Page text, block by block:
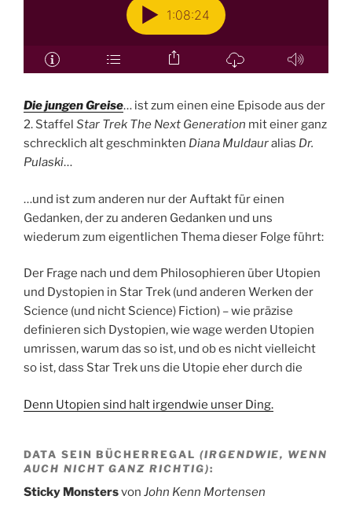
Die jungen Greise… ist zum einen eine Episode aus der
2. Staffel Star Trek The Next Generation mit einer ganz
schrecklich alt geschminkten Diana Muldauralias Dr.
Pulaski…
…und ist zum anderen nur der Auftakt für einen
Gedanken, der zu anderen Gedanken und uns
wiederum zum eigentlichen Thema dieser Folge führt:
Der Frage nach und dem Philosophieren über Utopien
und Dystopien in Star Trek (und anderen Werken der
Science (und nicht Science) Fiction) – wie präzise
definieren sich Dystopien, wie wage werden Utopien
umrissen, warum das so ist, und ob es nicht vielleicht
so ist, dass Star Trek uns die Utopie eher durch die
Denn Utopien sind halt irgendwie unser Ding.
DATA SEIN BÜCHERREGAL (IRGENDWIE, WENN
AUCH NICHT GANZ RICHTIG):
Sticky Monstersvon John Kenn Mortensen